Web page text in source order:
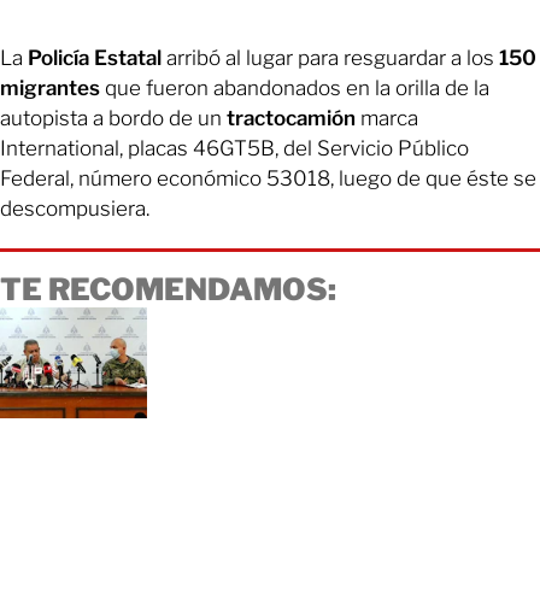
La Policía Estatal arribó al lugar para resguardar a los 150
migrantes que fueron abandonados en la orilla de la
autopista a bordo de un tractocamión marca
International, placas 46GT5B, del Servicio Público
Federal, número económico 53018, luego de que éste se
descompusiera.
TE RECOMENDAMOS: